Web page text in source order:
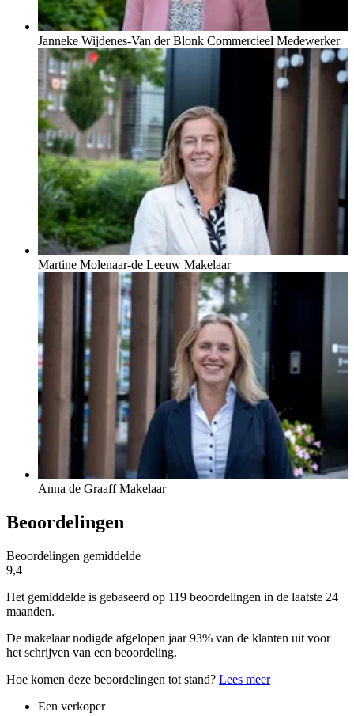
Janneke Wijdenes-Van der Blonk Commercieel Medewerker
Martine Molenaar-de Leeuw Makelaar
Anna de GraaffMakelaar
Beoordelingen
Beoordelingen gemiddelde
9,4
Het gemiddelde is gebaseerd op 119 beoordelingen in de laatste 24
maanden.
De makelaar nodigde afgelopen jaar 93% van de klanten uit voor
het schrijven van een beoordeling.
Hoe komen deze beoordelingen tot stand? Lees meer
Een verkoper